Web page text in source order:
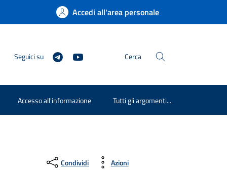
Accedi all'area personale
Seguici su Cerca
Accesso all'informazione Tutti gli argomenti...
Condividi Azioni